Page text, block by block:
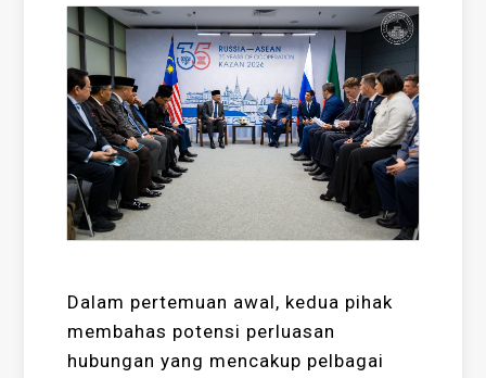
Dalam pertemuan awal, kedua pihak
membahas potensi perluasan
hubungan yang mencakup pelbagai